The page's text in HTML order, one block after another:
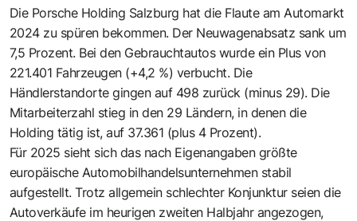
Die Porsche Holding Salzburg hat die Flaute am Automarkt
2024 zu spüren bekommen. Der Neuwagenabsatz sank um
7,5 Prozent. Bei den Gebrauchtautos wurde ein Plus von
221.401 Fahrzeugen (+4,2 %) verbucht. Die
Händlerstandorte gingen auf 498 zurück (minus 29). Die
Mitarbeiterzahl stieg in den 29 Ländern, in denen die
Holding tätig ist, auf 37.361 (plus 4 Prozent).
Für 2025 sieht sich das nach Eigenangaben größte
europäische Automobilhandelsunternehmen stabil
aufgestellt. Trotz allgemein schlechter Konjunktur seien die
Autoverkäufe im heurigen zweiten Halbjahr angezogen,